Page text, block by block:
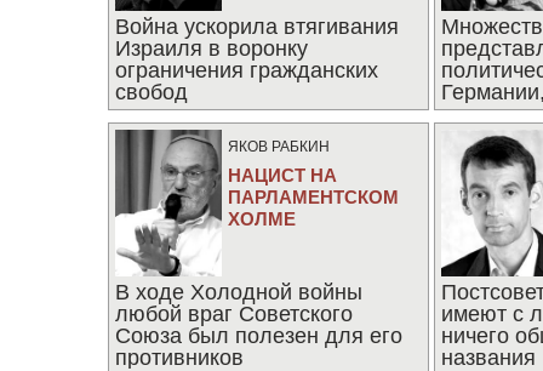
Война ускорила втягивания
Израиля в воронку
ограничения гражданских
свобод
ЯКОВ РАБКИН
НАЦИСТ НА
ПАРЛАМЕНТСКОМ
ХОЛМЕ
В ходе Холодной войны
любой враг Советского
Союза был полезен для его
противников
имеют с
ничего
названия